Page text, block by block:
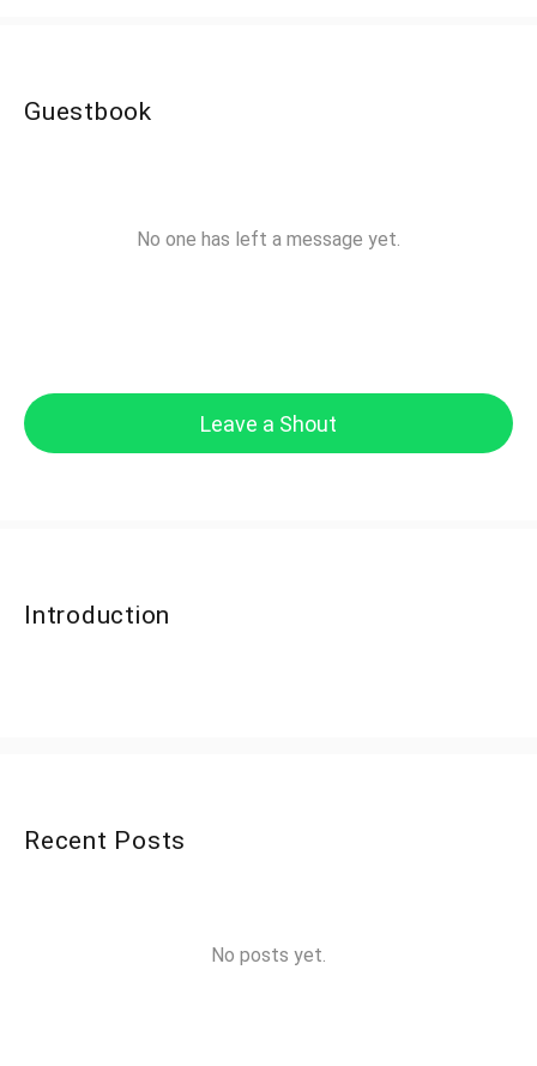
Guestbook
No one has left a message yet.
Leave a Shout
Introduction
Recent Posts
No posts yet.